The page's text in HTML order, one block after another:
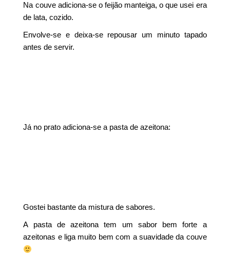
Na couve adiciona-se o feijão manteiga, o que usei era
de lata, cozido.
Envolve-se e deixa-se repousar um minuto tapado
antes de servir.
Já no prato adiciona-se a pasta de azeitona:
Gostei bastante da mistura de sabores.
A pasta de azeitona tem um sabor bem forte a
azeitonas e liga muito bem com a suavidade da couve